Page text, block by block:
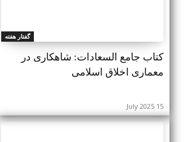
گفتار هفته
کتاب جامع السعادات: شاهکاری در
معماری اخلاق اسلامی
15 July 2025